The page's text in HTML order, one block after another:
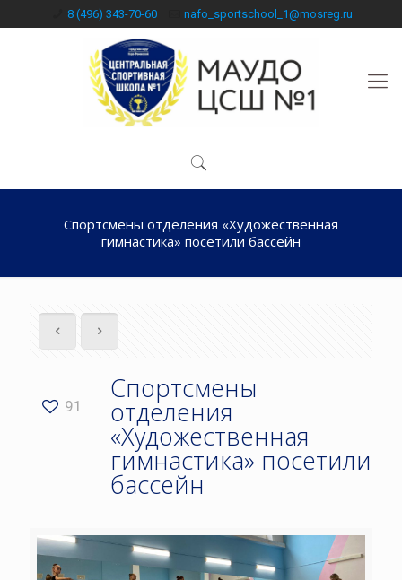
8 (496) 343-70-60 nafo_sportschool_1@mosreg.ru
Спортсмены отделения «Художественная
гимнастика» посетили бассейн
91
Спортсмены
отделения
«Художественная
гимнастика» посетили
бассейн